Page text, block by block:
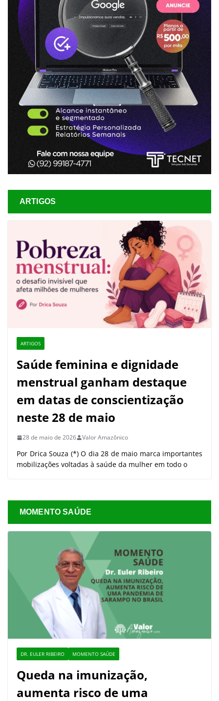
ARTIGOS
ARTIGOS
Saúde feminina e dignidade
menstrual ganham destaque
em datas de conscientização
neste 28 de maio
28 de maio de 2026 Valor Amazônico
Por Drica Souza (*) O dia 28 de maio marca importantes
mobilizações voltadas à saúde da mulher em todo o
MOMENTO SAÚDE
DR. EULER RIBEIRO MOMENTO SAÚDE
Queda na imunização,
aumenta risco de uma